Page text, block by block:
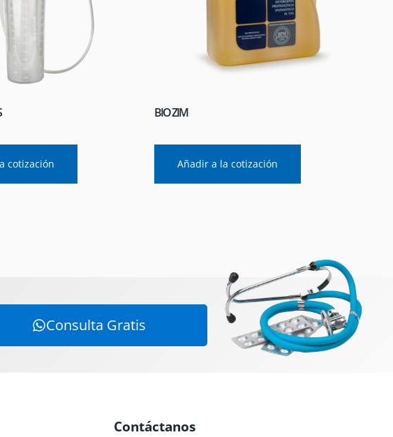
cotización
BIO ZIM
Añadir a la cotización
Consulta Gratis
Contáctanos